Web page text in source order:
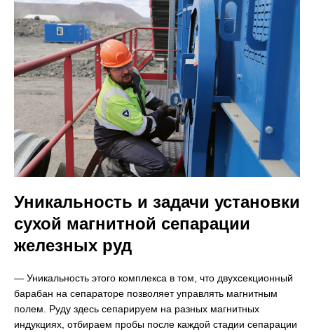
Уникальность и задачи установки
сухой магнитной сепарации
железных руд
— Уникальность этого комплекса в том, что двухсекционный
барабан на сепараторе позволяет управлять магнитным
полем. Руду здесь сепарируем на разных магнитных
индукциях, отбираем пробы после каждой стадии сепарации